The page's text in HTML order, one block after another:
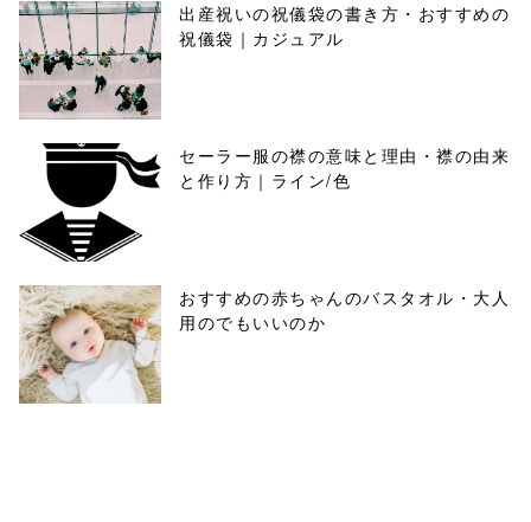
出産祝いの祝儀袋の書き方・おすすめの
祝儀袋｜カジュアル
セーラー服の襟の意味と理由・襟の由来
と作り方｜ライン/色
おすすめの赤ちゃんのバスタオル・大人
用のでもいいのか